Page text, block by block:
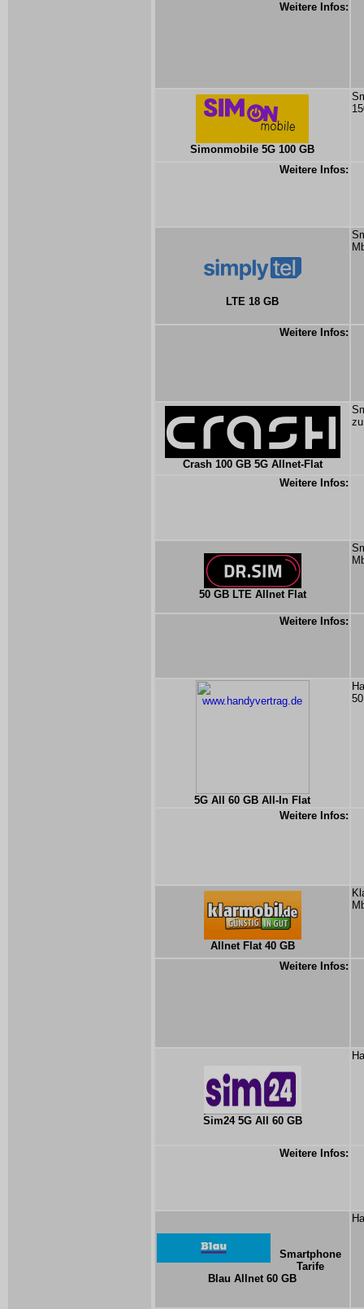
Weitere Infos:
Simonmobile 5G 100 GB
Weitere Infos:
LTE 18 GB
Weitere Infos:
Crash 100 GB 5G Allnet-Flat
Weitere Infos:
50 GB LTE Allnet Flat
Weitere Infos:
5G All 60 GB All-In Flat
Weitere Infos:
Allnet Flat 40 GB
Weitere Infos:
Sim24 5G All 60 GB
Weitere Infos:
Smartphone
Tarife
Blau Allnet 60 GB